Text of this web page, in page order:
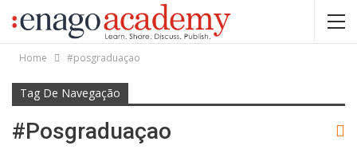
Home #posgraduaçao
Tag De Navegação
#posgraduaçao